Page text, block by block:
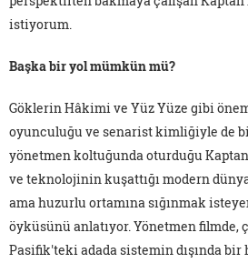
istiyorum.
Başka bir yol mümkün mü?
Göklerin Hâkimi ve Yüz Yüze gibi
oyunculuğu ve senarist kimliğiyle de
yönetmen koltuğunda oturduğu
ve teknolojinin kuşattığı modern
ama huzurlu ortamına sığınmak
öyküsünü anlatıyor. Yönetmen filmde,
Pasifik'teki adada sistemin dışında